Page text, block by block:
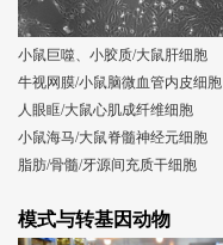
小鼠巨噬、小胶质/大鼠肝细胞
牛视网膜/小鼠脑微血管内皮细胞
人眼眶/大鼠心肌成纤维细胞
小鼠海马/大鼠脊髓神经元细胞
脂肪/骨髓/牙源间充质干细胞
模式与转基因动物